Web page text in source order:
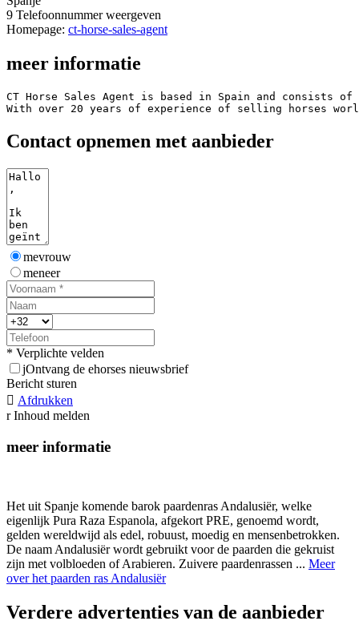
9 Telefoonnummer weergeven
Homepage: ct-horse-sales-agent
meer informatie
CT Horse Sales Agent is based in Spain and consists
With over 20 years of experience of selling horses
Contact opnemen met aanbieder
mevrouw
meneer
* Verplichte velden
jOntvang de ehorses nieuwsbrief
Bericht sturen
 Afdrukken
r Inhoud melden
meer informatie
Het uit Spanje komende barok paardenras Andalusiër, welke
eigenlijk Pura Raza Espanola, afgekort PRE, genoemd wordt,
gelden wereldwijd als edel, robuust, moedig en mensenbetrokken.
De naam Andalusiër wordt gebruikt voor de paarden die gekruist
zijn met volbloeden of Arabieren. Zuivere paardenrassen ... Meer
over het paarden ras Andalusiër
Verdere advertenties van de aanbieder